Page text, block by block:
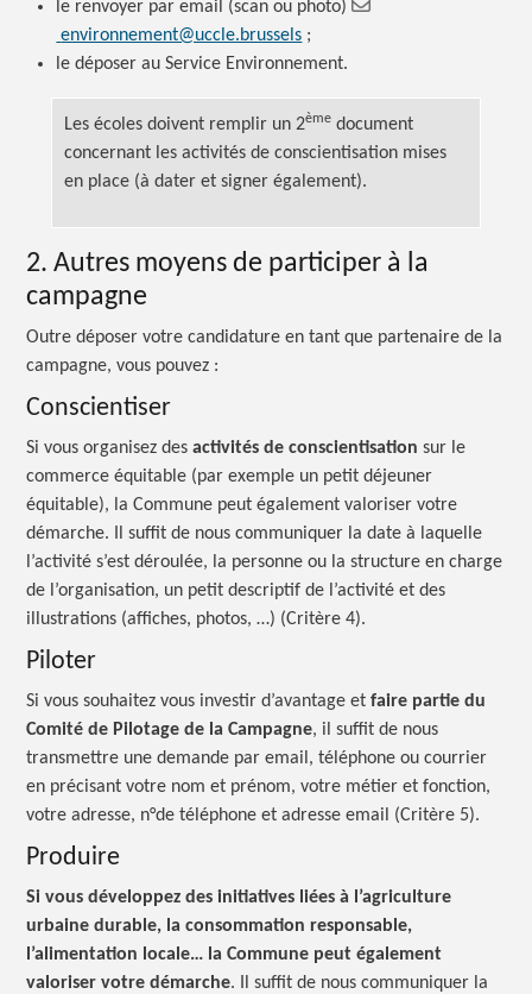
le renvoyer par email (scan ou photo)
environnement@uccle.brussels ;
le déposer au Service Environnement.
Les écoles doivent remplir un 2èmedocument
concernant les activités de conscientisation mises
en place (à dater et signer également).
2. Autres moyens de participer à la
campagne
Outre déposer votre candidature en tant que partenaire de la
campagne, vous pouvez :
Conscientiser
Si vous organisez desactivités de conscientisation sur le
commerce équitable (par exemple un petit déjeuner
équitable), la Commune peut également valoriser votre
démarche. Il suffit de nous communiquer la date à laquelle
l’activité s’est déroulée, la personne ou la structure en charge
de l’organisation, un petit descriptif de l’activité et des
illustrations (affiches, photos, …) (Critère 4).
Piloter
Si vous souhaitez vous investir d’avantage etfaire partie du
Comité de Pilotage de la Campagne, il suffit de nous
transmettre une demande par email, téléphone ou courrier
en précisant votre nom et prénom, votre métier et fonction,
votre adresse, n°de téléphone et adresse email (Critère 5).
Produire
Si vous développez des initiatives liées à l’agriculture
urbaine durable, la consommation responsable,
l’alimentation locale… la Commune peut également
valoriser votre démarche. Il suffit de nous communiquer la